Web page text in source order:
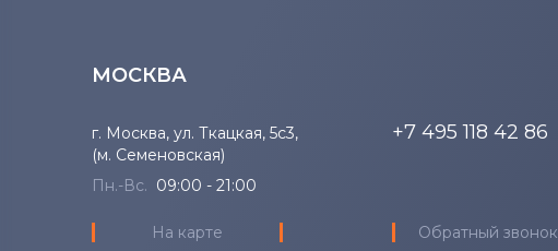
МОСКВА
г. Москва, ул. Ткацкая, 5с3,
(м. Семеновская)
Пн.-Вс. 09:00 - 21:00
На карте
+7 495 118 42 86
Обратный звонок